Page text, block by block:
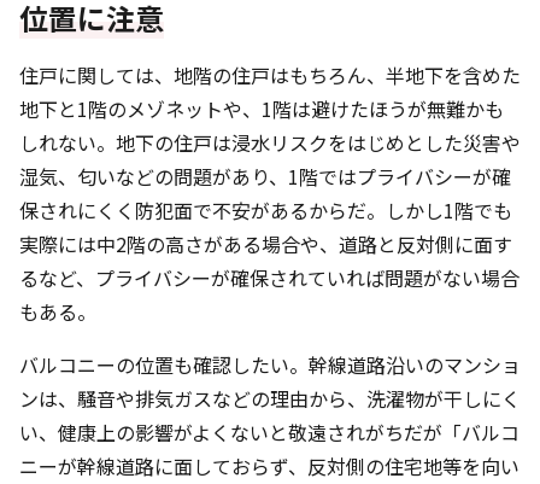
位置に注意
住戸に関しては、地階の住戸はもちろん、半地下を含めた
地下と1階のメゾネットや、1階は避けたほうが無難かも
しれない。地下の住戸は浸水リスクをはじめとした災害や
湿気、匂いなどの問題があり、1階ではプライバシーが確
保されにくく防犯面で不安があるからだ。しかし1階でも
実際には中2階の高さがある場合や、道路と反対側に面す
るなど、プライバシーが確保されていれば問題がない場合
もある。
バルコニーの位置も確認したい。幹線道路沿いのマンショ
ンは、騒音や排気ガスなどの理由から、洗濯物が干しにく
い、健康上の影響がよくないと敬遠されがちだが「バルコ
ニーが幹線道路に面しておらず、反対側の住宅地等を向い